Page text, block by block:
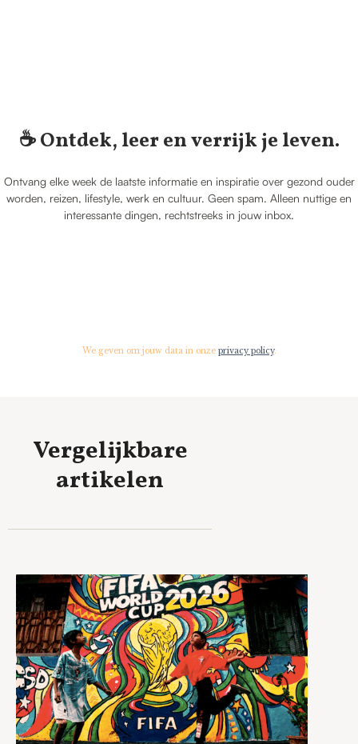
☕️ Ontdek, leer en verrijk je leven.
Ontvang elke week de laatste informatie en inspiratie over gezond ouder
worden, reizen, lifestyle, werk en cultuur. Geen spam. Alleen nuttige en
interessante dingen, rechtstreeks in jouw inbox.
We geven om jouw data in onze privacy policy.
Vergelijkbare
artikelen